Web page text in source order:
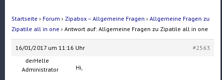
Startseite › Forum › Zipabox – Allgemeine Fragen › Allgemeine Fragen zu
Zipatile all in one › Antwort auf: Allgemeine Fragen zu Zipatile all in one
16/01/2017 um 11:16 Uhr
#2563
derHelle
Administrator
Hi,